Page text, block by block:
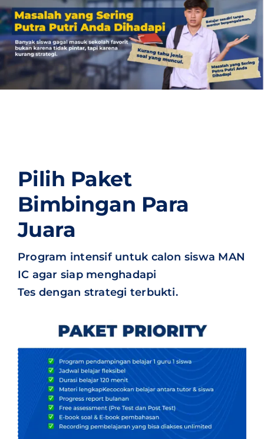
Pilih Paket
Bimbingan Para
Juara
Program intensif untuk calon siswa MAN
IC agar siap menghadapi
Tes dengan strategi terbukti.